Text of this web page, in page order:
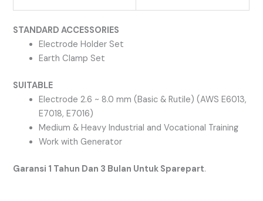
STANDARD ACCESSORIES
Electrode Holder Set
Earth Clamp Set
SUITABLE
Electrode 2.6 ~ 8.0 mm (Basic & Rutile) (AWS E6013,
E7018, E7016)
Medium & Heavy Industrial and Vocational Training
Work with Generator
Garansi 1 Tahun Dan 3 Bulan Untuk Sparepart.